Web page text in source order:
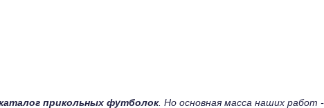
прикольных футболок. Но основная масса наших работ -